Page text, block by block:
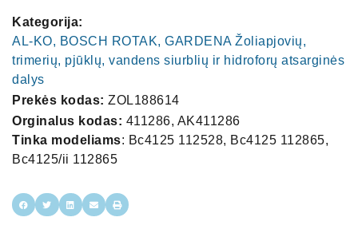
Kategorija:
AL-KO, BOSCH ROTAK, GARDENA Žoliapjovių,
trimerių, pjūklų, vandens siurblių ir hidroforų atsarginės
dalys
Prekės kodas: ZOL188614
Orginalus kodas: 411286, AK411286
Tinka modeliams: Bc4125 112528, Bc4125 112865,
Bc4125/ii 112865